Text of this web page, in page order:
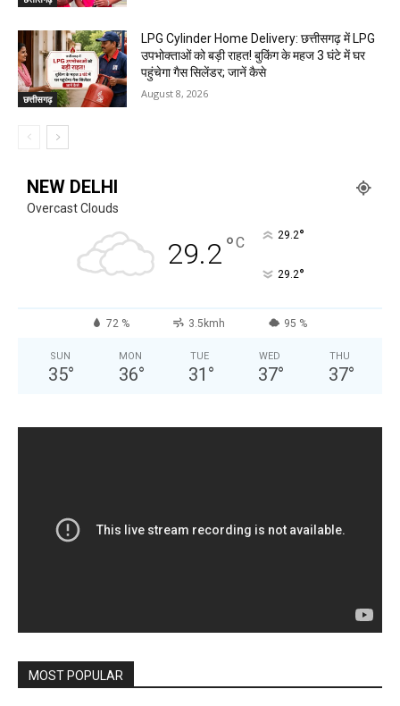
छत्तीसगढ़
LPG Cylinder Home Delivery: छत्तीसगढ़ में LPG
उपभोक्ताओं को बड़ी राहत! बुकिंग के महज 3 घंटे में घर
पहुंचेगा गैस सिलेंडर; जानें कैसे
August 8, 2026
NEW DELHI
Overcast Clouds
29.2°C 29.2°
29.2°
72 % 3.5kmh 95 %
SUN
35°
MON
36°
TUE
31 °
WED
37°
THU
37°
MOST POPULAR